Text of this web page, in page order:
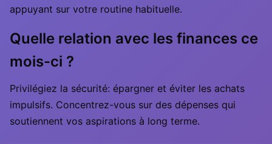
appuyant sur votre routine habituelle.
Quelle relation avec les finances ce
mois-ci ?
Privilégiez la sécurité: épargner et éviter les achats
impulsifs. Concentrez-vous sur des dépenses qui
soutiennent vos aspirations à long terme.